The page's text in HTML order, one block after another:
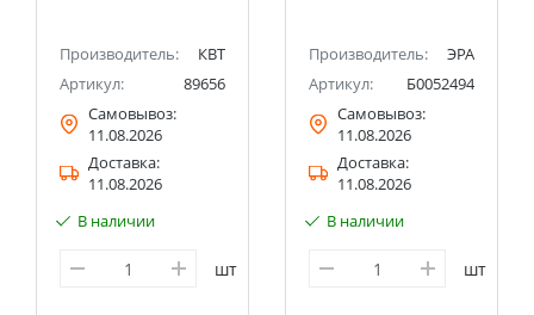
Производитель:
КВТ
Артикул:
89656
Самовывоз:
11.08.2026
Доставка:
11.08.2026
В наличии
шт
Производитель:
ЭРА
Артикул:
Б0052494
Самовывоз:
11.08.2026
Доставка:
11.08.2026
В наличии
шт